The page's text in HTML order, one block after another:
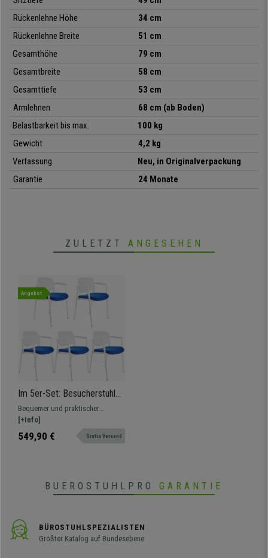
vereint Design, Qualität, Komfort und Vielseitigkeit zu einem
Besuchern eine komfortable Sitzgelegenheit zu bieten, die in jedem Raum
eine gute Figur machen wird.
• Perfekt für Konferenzräume
•Praktisch und vielseitig
• Große Sitzpolsterung
Rückenlehne Höhe
34 cm
Rückenlehne Breite
51 cm
Gesamthöhe
79 cm
Gesamtbreite
58 cm
Gesamttiefe
53 cm
Armlehnen
68 cm (ab Boden)
Belastbarkeit bis max.
100 kg
Gewicht
4,2 kg
Verfassung
Neu, in Originalverpackung
Garantie
24 Monate
ZULETZT ANGESEHEN
Angebot
Im 5er-Set: Besucherstuhl
ERIC, bequem und praktisch,
stapelbar, Blau
Bequemer und praktischer
Besucherstuhl, stapelbar, in
verschiedenen Farben erhältlich.
[+Info]
549,90 € Gratis Versand
BUEROSTUHLPRO GARANTIE
BÜROSTUHLSPEZIALISTEN
Größter Katalog auf Bundesebene